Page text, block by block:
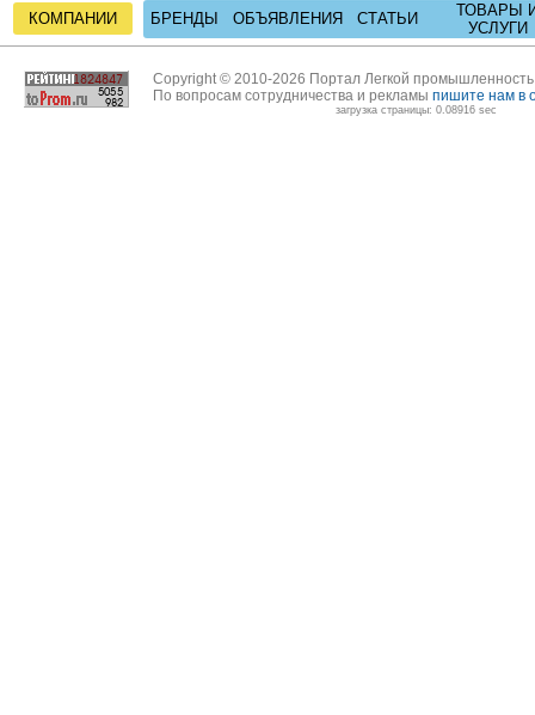
КОМПАНИИ БРЕНДЫ ОБЪЯВЛЕНИЯ СТАТЬИ
ТОВАРЫ
УСЛУГИ
Copyright © 2010-2026 Портал Легкой
По вопросам сотрудничества и рекламы пишите нам в
загрузка страницы: 0.08916 sec